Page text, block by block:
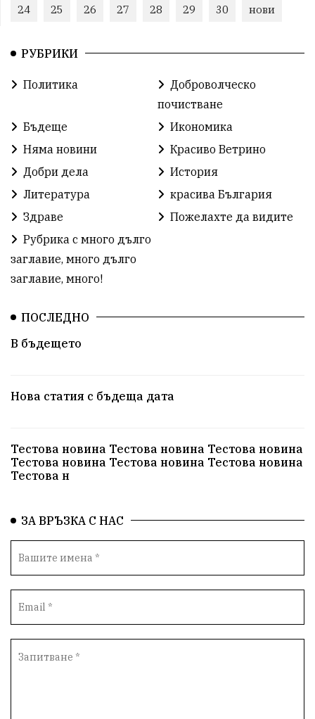
24 25 26 27 28 29 30 нови
РУБРИКИ
Политика
Доброволческо
почистване
Бъдеще
Икономика
Няма новини
Красиво Ветрино
Добри дела
История
Литература
красива България
Здраве
Пожелахте да видите
Рубрика с много дълго
заглавие, много дълго
заглавие, много!
ПОСЛЕДНО
В бъдещето
Нова статия с бъдеща дата
Тестова новина Тестова новина Тестова новина
Тестова новина Тестова новина Тестова новина
Тестова н
ЗА ВРЪЗКА С НАС